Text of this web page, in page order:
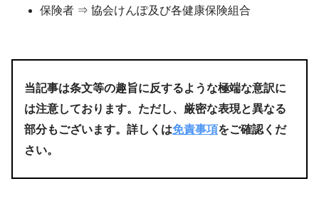
保険者 ⇒ 協会けんぽ及び各健康保険組合
当記事は条文等の趣旨に反するような極端な意訳に
は注意しております。ただし、厳密な表現と異なる
部分もございます。詳しくは免責事項をご確認くだ
さい。